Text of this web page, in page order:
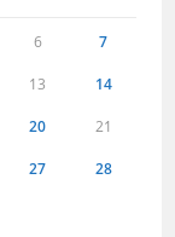
6 7
13 14
20 21
27 28